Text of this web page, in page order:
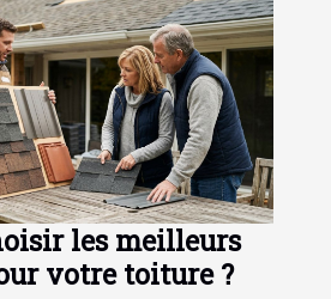
les meilleurs
votre toiture ?